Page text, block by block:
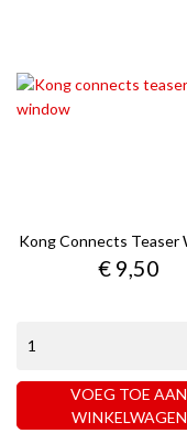
Kong Connects Teaser
Prijs
€ 9,50
VOEG TOE AAN
WINKELWAGEN